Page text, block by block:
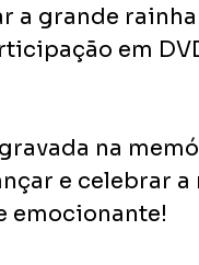
a grande
em
na
e celebrar a
emocionante!